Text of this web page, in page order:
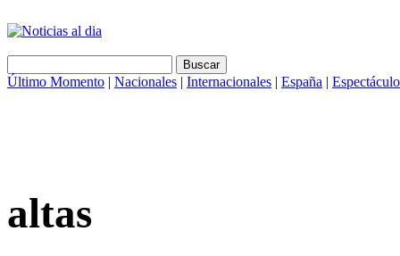
Último Momento | Nacionales | Internacionales | España |
altas